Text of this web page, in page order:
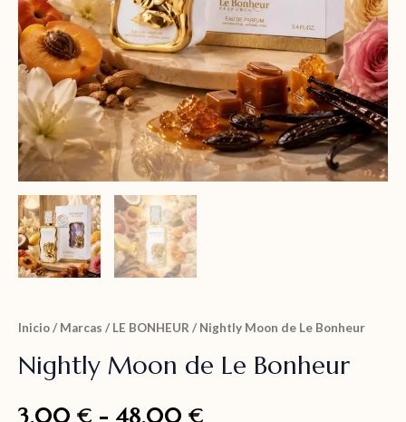
Inicio/ Marcas / LE BONHEUR/ Nightly Moon de Le Bonheur
Nightly Moon de Le Bonheur
3,00 € - 48,00 €